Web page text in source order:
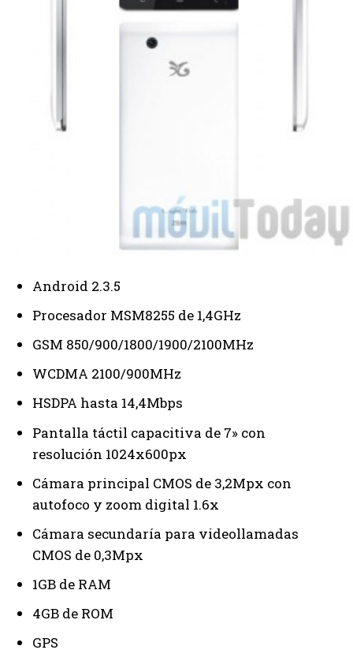
Android 2.3.5
Procesador MSM8255 de 1,4GHz
GSM 850/900/1800/1900/2100MHz
WCDMA 2100/900MHz
HSDPA hasta 14,4Mbps
Pantalla táctil capacitiva de 7» con
resolución 1024x600px
Cámara principal CMOS de 3,2Mpx con
autofoco y zoom digital 1.6x
Cámara secundaría para videollamadas
CMOS de 0,3Mpx
1GB de RAM
4GB de ROM
GPS